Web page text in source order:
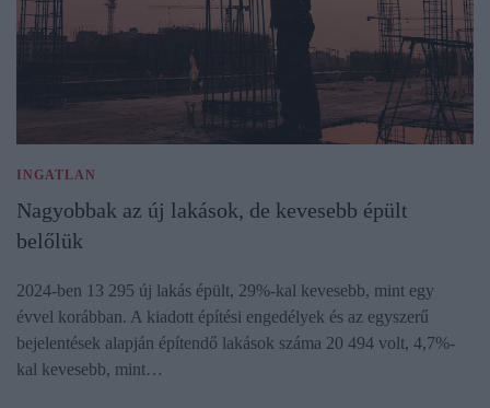
INGATLAN
Nagyobbak az új lakások, de kevesebb épült
belőlük
2024-ben 13 295 új lakás épült, 29%-kal kevesebb, mint egy
évvel korábban. A kiadott építési engedélyek és az egyszerű
bejelentések alapján építendő lakások száma 20 494 volt, 4,7%-
kal kevesebb, mint…